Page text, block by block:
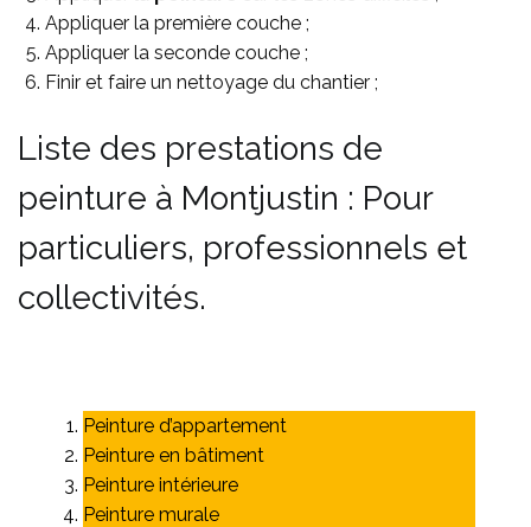
Appliquer la première couche ;
Appliquer la seconde couche ;
Finir et faire un nettoyage du chantier ;
Liste des prestations de
peinture à Montjustin : Pour
particuliers, professionnels et
collectivités.
Peinture d’appartement
Peinture en bâtiment
Peinture intérieure
Peinture murale